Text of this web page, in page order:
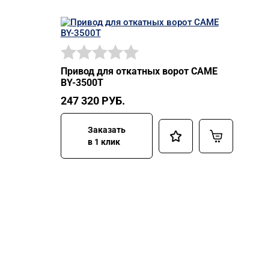
Привод для откатных ворот CAME
BY-3500T
247 320 РУБ.
Заказать
в 1 клик